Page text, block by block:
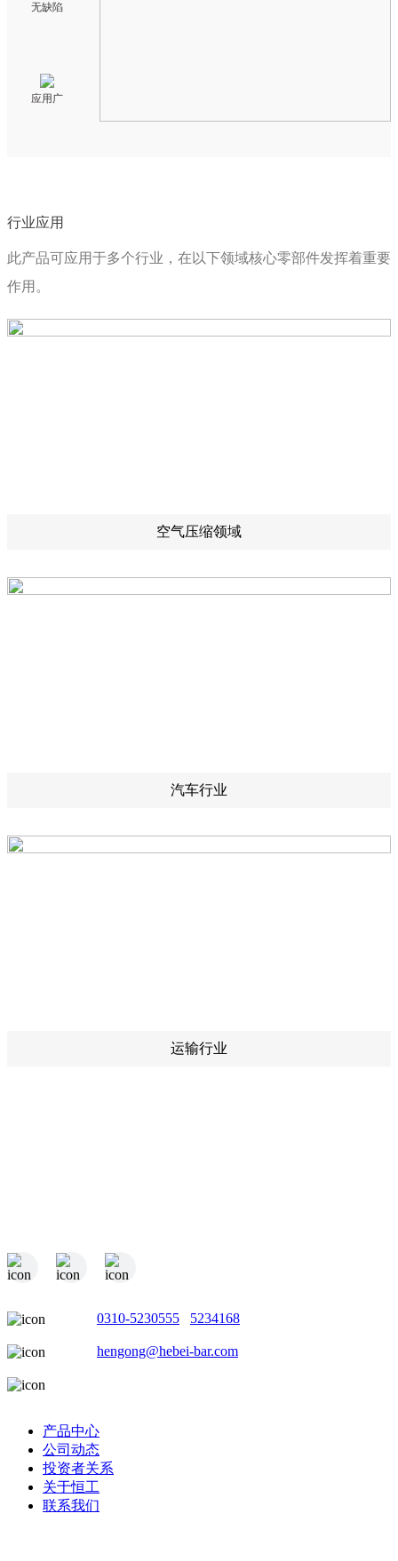
无缺陷
应用广
行业应用
此产品可应用于多个行业，在以下领域核心零部件发挥着重要
作用。
空气压缩领域
汽车行业
运输行业
0310-5230555 5234168
hengong@hebei-bar.com
产品中心
公司动态
投资者关系
关于恒工
联系我们